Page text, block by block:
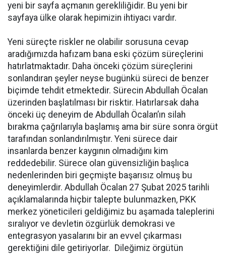
yeni bir sayfa açmanın gerekliliğidir. Bu yeni bir
sayfaya ülke olarak hepimizin ihtiyacı vardır.
Yeni süreçte riskler ne olabilir sorusuna cevap
aradığımızda hafızam bana eski çözüm süreçlerini
hatırlatmaktadır. Daha önceki çözüm süreçlerini
sonlandıran şeyler neyse bugünkü süreci de benzer
biçimde tehdit etmektedir. Sürecin Abdullah Öcalan
üzerinden başlatılması bir risktir. Hatırlarsak daha
önceki üç deneyim de Abdullah Öcalan’ın silah
bırakma çağrılarıyla başlamış ama bir süre sonra örgüt
tarafından sonlandırılmıştır. Yeni sürece dair
insanlarda benzer kaygının olmadığını kim
reddedebilir. Sürece olan güvensizliğin başlıca
nedenlerinden biri geçmişte başarısız olmuş bu
deneyimlerdir. Abdullah Öcalan 27 Şubat 2025 tarihli
açıklamalarında hiçbir talepte bulunmazken, PKK
merkez yöneticileri geldiğimiz bu aşamada taleplerini
sıralıyor ve devletin özgürlük demokrasi ve
entegrasyon yasalarını bir an evvel çıkarması
gerektiğini dile getiriyorlar. Dileğimiz örgütün